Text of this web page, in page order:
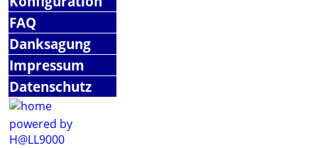
FAQ
Danksagung
Impressum
Datenschutz
powered by
H@LL9000